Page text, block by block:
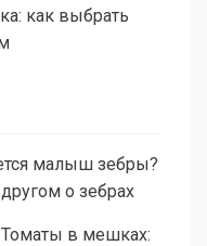
как выбрать
малыш зебры?
о зебрах
Томаты в мешках: